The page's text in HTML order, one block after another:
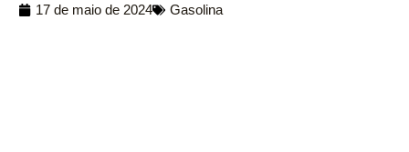
17 de maio de 2024 Gasolina